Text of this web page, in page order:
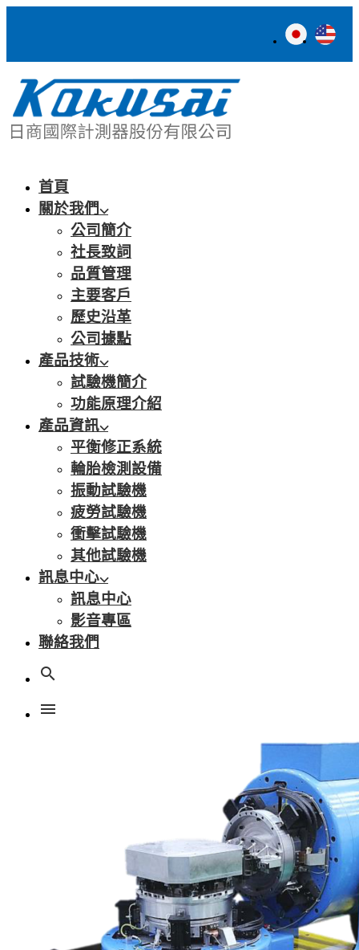
首頁
關於我們
公司簡介
社長致詞
品質管理
主要客戶
歷史沿革
公司據點
產品技術
試驗機簡介
功能原理介紹
產品資訊
平衡修正系統
輪胎檢測設備
振動試驗機
疲勞試驗機
衝擊試驗機
其他試驗機
訊息中心
訊息中心
影音專區
聯絡我們
search
menu